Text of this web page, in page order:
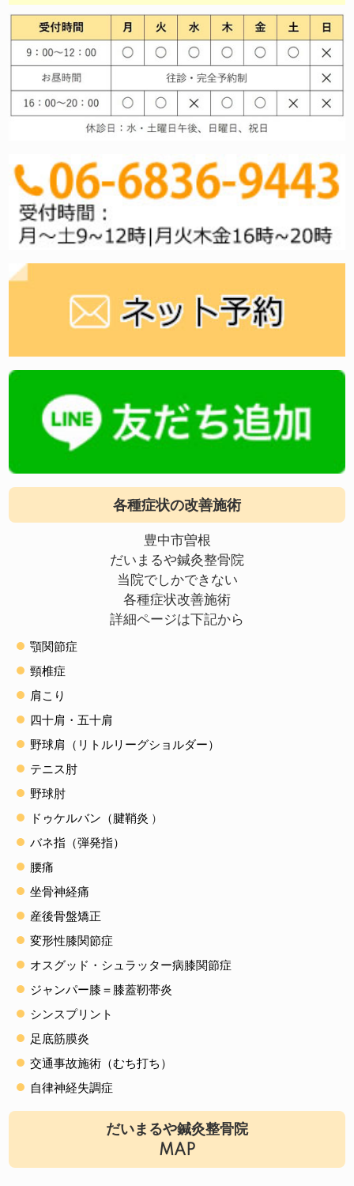
各種症状の改善施術
豊中市曽根
だいまるや鍼灸整骨院
当院でしかできない
各種症状改善施術
詳細ページは下記から
顎関節症
頸椎症
肩こり
四十肩・五十肩
野球肩（リトルリーグショルダー）
テニス肘
野球肘
ドゥケルバン（腱鞘炎 ）
バネ指（弾発指）
腰痛
坐骨神経痛
産後骨盤矯正
変形性膝関節症
オスグッド・シュラッター病膝関節症
ジャンパー膝＝膝蓋靭帯炎
シンスプリント
足底筋膜炎
交通事故施術（むち打ち）
自律神経失調症
だいまるや鍼灸整骨院
MAP